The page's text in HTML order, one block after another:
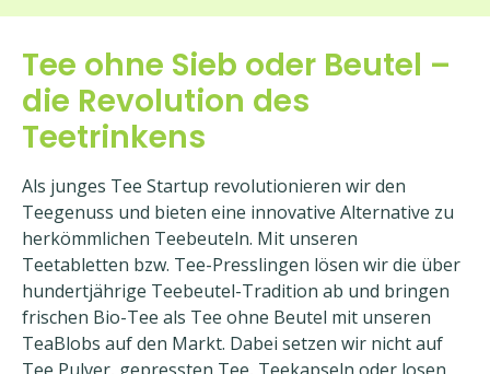
Tee ohne Sieb oder Beutel –
die Revolution des
Teetrinkens
Als junges Tee Startup revolutionieren wir den
Teegenuss und bieten eine innovative Alternative zu
herkömmlichen Teebeuteln. Mit unseren
Teetabletten bzw. Tee-Presslingen lösen wir die über
hundertjährige Teebeutel-Tradition ab und bringen
frischen Bio-Tee als Tee ohne Beutel mit unseren
TeaBlobs auf den Markt. Dabei setzen wir nicht auf